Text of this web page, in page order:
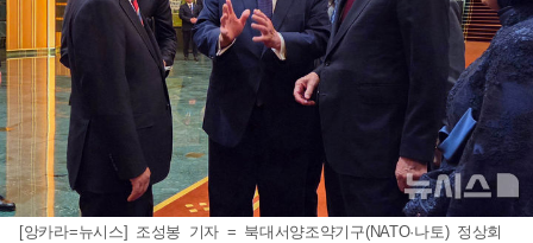
[앙카라=뉴시스] 조성봉 기자 = 북대서양조약기구(NATO·나토) 정상회